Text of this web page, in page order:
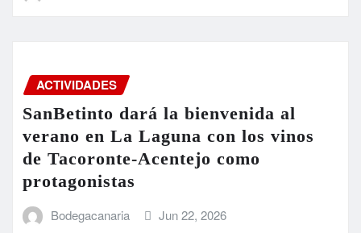
ACTIVIDADES
SanBetinto dará la bienvenida al
verano en La Laguna con los vinos
de Tacoronte-Acentejo como
protagonistas
Bodegacanaria Jun 22, 2026